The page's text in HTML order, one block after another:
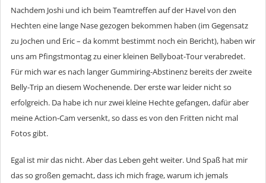
Nachdem Joshi und ich beim Teamtreffen auf der Havel von den
Hechten eine lange Nase gezogen bekommen haben (im Gegensatz
zu Jochen und Eric – da kommt bestimmt noch ein Bericht), haben wir
uns am Pfingstmontag zu einer kleinen Bellyboat-Tour verabredet.
Für mich war es nach langer Gummiring-Abstinenz bereits der zweite
Belly-Trip an diesem Wochenende. Der erste war leider nicht so
erfolgreich. Da habe ich nur zwei kleine Hechte gefangen, dafür aber
meine Action-Cam versenkt, so dass es von den Fritten nicht mal
Fotos gibt.
Egal ist mir das nicht. Aber das Leben geht weiter. Und Spaß hat mir
das so großen gemacht, dass ich mich frage, warum ich jemals